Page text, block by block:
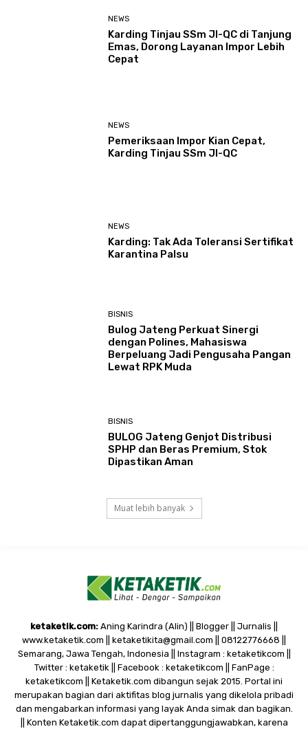
NEWS
Karding Tinjau SSm JI-QC di Tanjung
Emas, Dorong Layanan Impor Lebih
Cepat
NEWS
Pemeriksaan Impor Kian Cepat,
Karding Tinjau SSm JI-QC
NEWS
Karding: Tak Ada Toleransi Sertifikat
Karantina Palsu
BISNIS
Bulog Jateng Perkuat Sinergi
dengan Polines, Mahasiswa
Berpeluang Jadi Pengusaha Pangan
Lewat RPK Muda
BISNIS
BULOG Jateng Genjot Distribusi
SPHP dan Beras Premium, Stok
Dipastikan Aman
Muat lebih banyak
ketaketik.com: Aning Karindra (Alin) || Blogger || Jurnalis ||
www.ketaketik.com || ketaketikita@gmail.com || 08122776668 ||
Semarang, Jawa Tengah, Indonesia || Instagram : ketaketikcom ||
Twitter : ketaketik || Facebook : ketaketikcom || FanPage :
ketaketikcom || Ketaketik.com dibangun sejak 2015. Portal ini
merupakan bagian dari aktifitas blog jurnalis yang dikelola pribadi
dan mengabarkan informasi yang layak Anda simak dan bagikan.
|| Konten Ketaketik.com dapat dipertanggungjawabkan, karena